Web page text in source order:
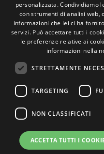
Camino de los
50620 -
©
personalizzata. Condividiamo
con strumenti di analisi web,
informazioni che lei ci ha
servizi. Può accettare tutti i
le preferenze relative ai
informazioni nella
STRETTAMENTE
TARGETING
NON CLASSIFICATI
ACCETTA TUTTI I